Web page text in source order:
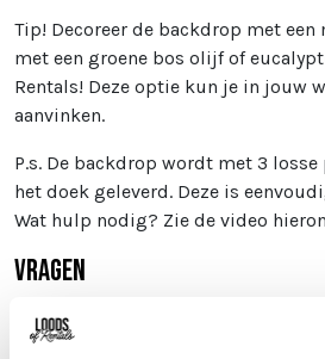
Tip! Decoreer de backdrop met
met een groene bos olijf of
Rentals! Deze optie kun je in jouw
aanvinken.
P.s. De backdrop wordt met 3 losse
het doek geleverd. Deze is
Wat hulp nodig? Zie de video
Vragen
Heb je een vraag over dit product?
mailen naar